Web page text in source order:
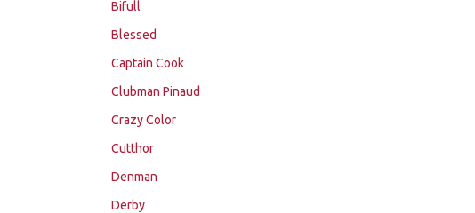
Bifull
Blessed
Captain Cook
Clubman Pinaud
Crazy Color
Cutthor
Denman
Derby